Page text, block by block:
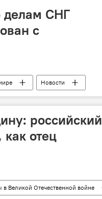
делам СНГ
с
Новости
российский
как отец
Великой Отечественной войне